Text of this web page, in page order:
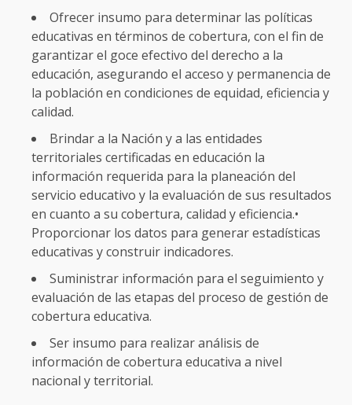
Ofrecer insumo para determinar las políticas
educativas en términos de cobertura, con el fin de
garantizar el goce efectivo del derecho a la
educación, asegurando el acceso y permanencia de
la población en condiciones de equidad, eficiencia y
calidad.
Brindar a la Nación y a las entidades
territoriales certificadas en educación la
información requerida para la planeación del
servicio educativo y la evaluación de sus resultados
en cuanto a su cobertura, calidad y eficiencia.•
Proporcionar los datos para generar estadísticas
educativas y construir indicadores.
Suministrar información para el seguimiento y
evaluación de las etapas del proceso de gestión de
cobertura educativa.
Ser insumo para realizar análisis de
información de cobertura educativa a nivel
nacional y territorial.